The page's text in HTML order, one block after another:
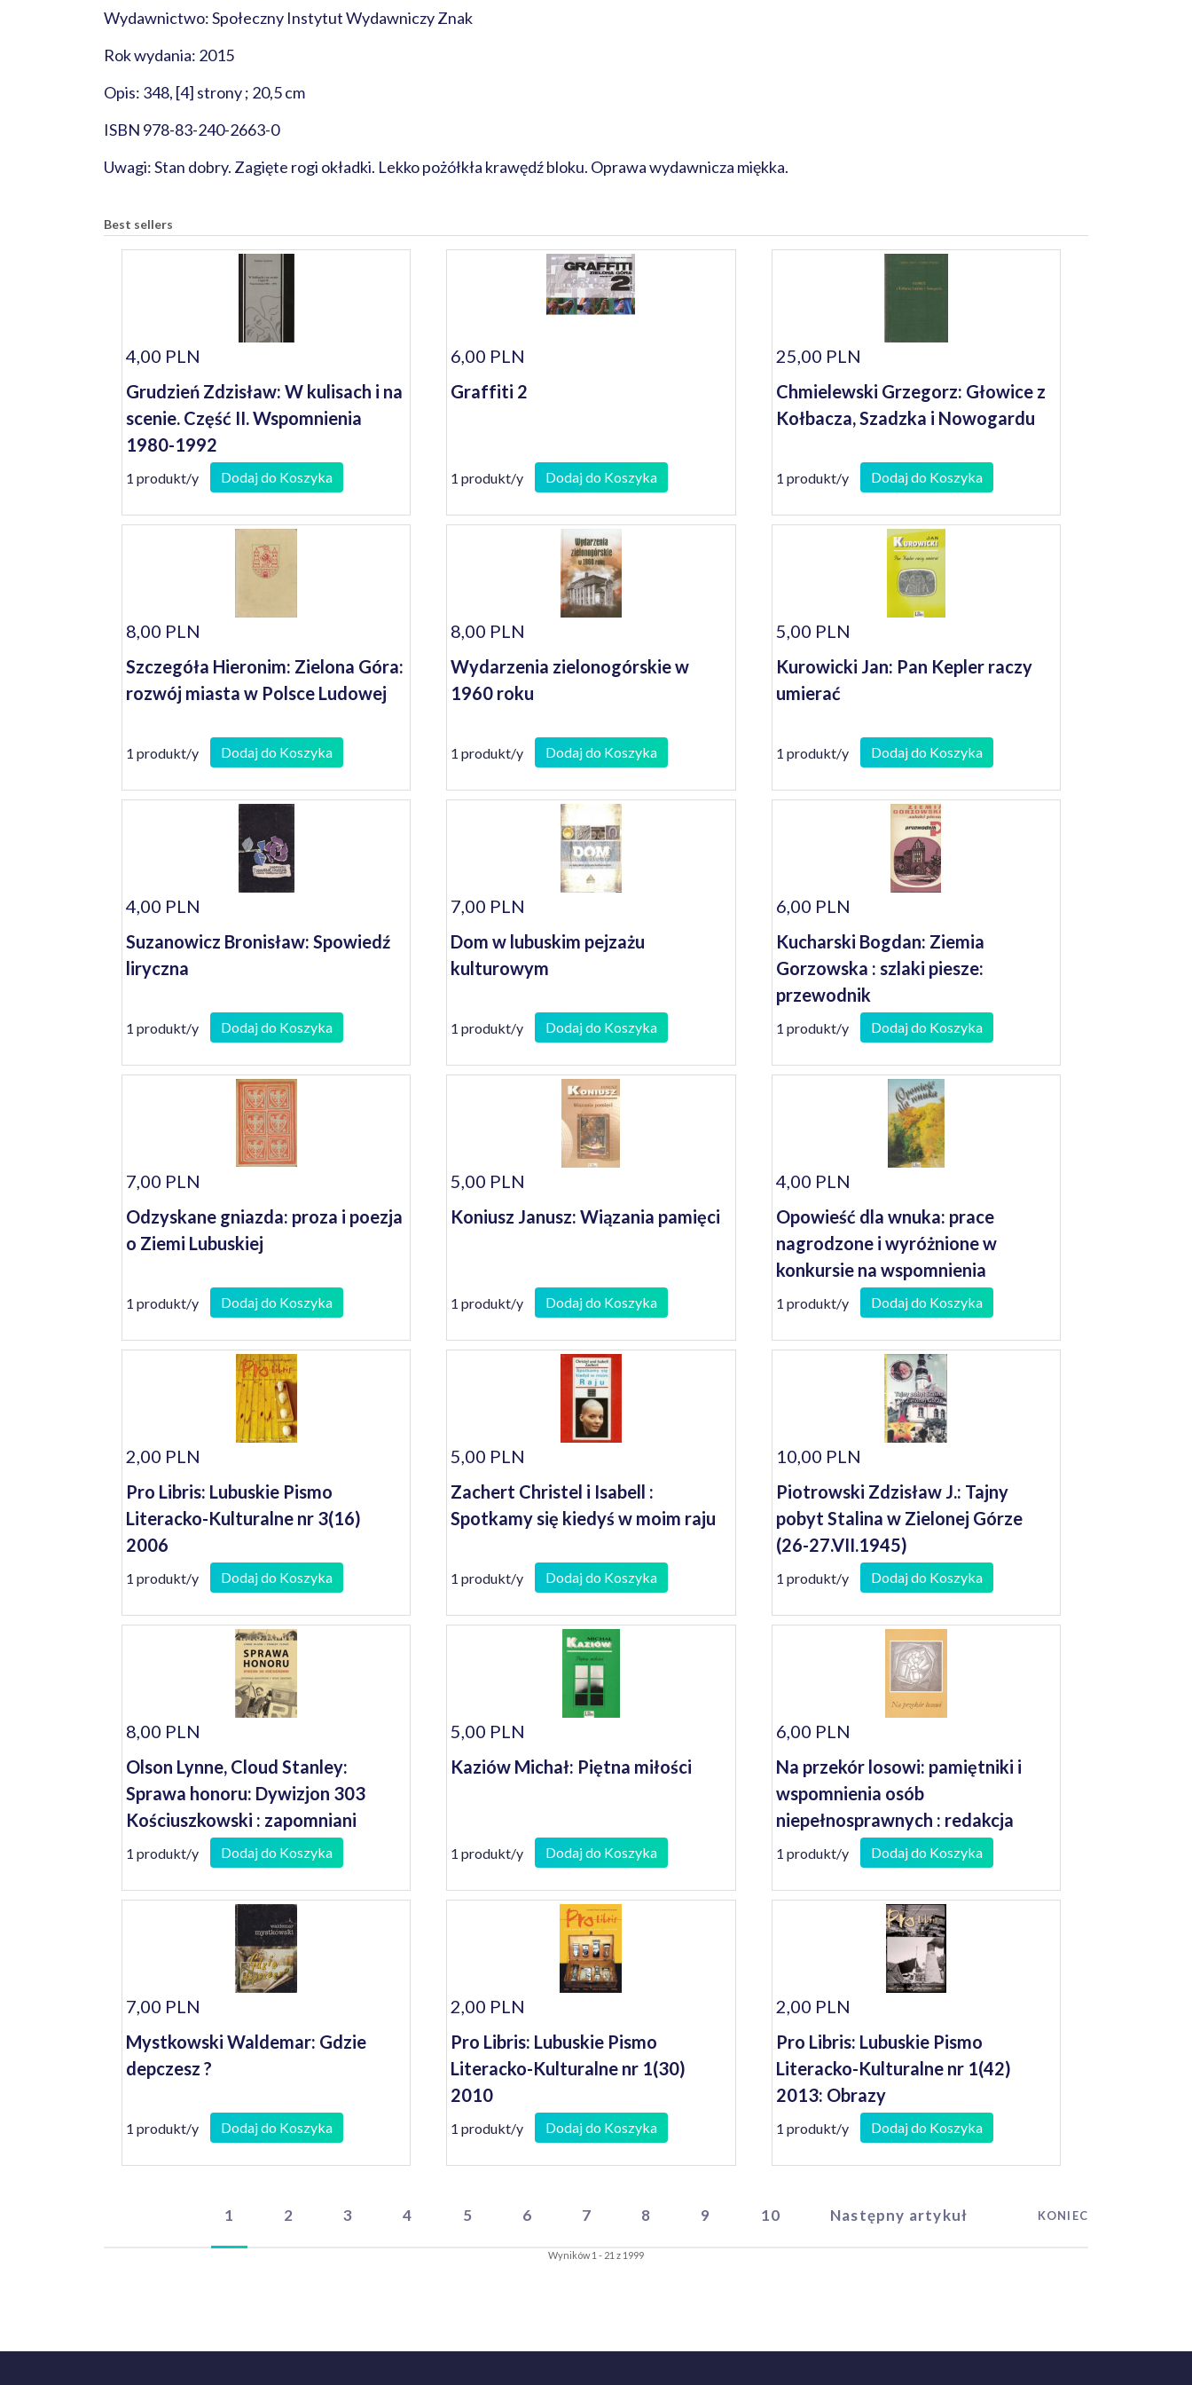
Wydawnictwo: Społeczny Instytut Wydawniczy Znak
Rok wydania: 2015
Opis: 348, [4] strony ; 20,5 cm
ISBN 978-83-240-2663-0
Uwagi: Stan dobry. Zagięte rogi okładki. Lekko pożółkła krawędź bloku. Oprawa wydawnicza miękka.
Best sellers
4,00 PLN
Grudzień Zdzisław: W kulisach i na
scenie. Część II. Wspomnienia
1980-1992
1 produkt/y Dodaj do Koszyka
6,00 PLN
Graffiti 2
1 produkt/y Dodaj do Koszyka
25,00 PLN
Chmielewski Grzegorz: Głowice z
Kołbacza, Szadzka i Nowogardu
1 produkt/y Dodaj do Koszyka
8,00 PLN
Szczegóła Hieronim: Zielona Góra:
rozwój miasta w Polsce Ludowej
1 produkt/y Dodaj do Koszyka
8,00 PLN
Wydarzenia zielonogórskie w
1960 roku
1 produkt/y Dodaj do Koszyka
5,00 PLN
Kurowicki Jan: Pan Kepler raczy
umierać
1 produkt/y Dodaj do Koszyka
4,00 PLN
Suzanowicz Bronisław: Spowiedź
liryczna
1 produkt/y Dodaj do Koszyka
7,00 PLN
Dom w lubuskim pejzażu
kulturowym
1 produkt/y Dodaj do Koszyka
6,00 PLN
Kucharski Bogdan: Ziemia
Gorzowska : szlaki piesze:
przewodnik
1 produkt/y Dodaj do Koszyka
7,00 PLN
Odzyskane gniazda: proza i poezja
o Ziemi Lubuskiej
1 produkt/y Dodaj do Koszyka
5,00 PLN
Koniusz Janusz: Wiązania pamięci
1 produkt/y Dodaj do Koszyka
4,00 PLN
Opowieść dla wnuka: prace
nagrodzone i wyróżnione w
konkursie na wspomnienia
seniorów
1 produkt/y Dodaj do Koszyka
2,00 PLN
Pro Libris: Lubuskie Pismo
Literacko-Kulturalne nr 3(16)
2006
1 produkt/y Dodaj do Koszyka
5,00 PLN
Zachert Christel i Isabell :
Spotkamy się kiedyś w moim raju
1 produkt/y Dodaj do Koszyka
10,00 PLN
Piotrowski Zdzisław J.: Tajny
pobyt Stalina w Zielonej Górze
(26-27.VII.1945)
1 produkt/y Dodaj do Koszyka
8,00 PLN
Olson Lynne, Cloud Stanley:
Sprawa honoru: Dywizjon 303
Kościuszkowski : zapomniani
bohaterowie II wojny światowej
1 produkt/y Dodaj do Koszyka
5,00 PLN
Kaziów Michał: Piętna miłości
1 produkt/y Dodaj do Koszyka
6,00 PLN
Na przekór losowi: pamiętniki i
wspomnienia osób
niepełnosprawnych : redakcja
Janusz Koniusz
1 produkt/y Dodaj do Koszyka
7,00 PLN
Mystkowski Waldemar: Gdzie
depczesz ?
1 produkt/y Dodaj do Koszyka
2,00 PLN
Pro Libris: Lubuskie Pismo
Literacko-Kulturalne nr 1(30)
2010
1 produkt/y Dodaj do Koszyka
2,00 PLN
Pro Libris: Lubuskie Pismo
Literacko-Kulturalne nr 1(42)
2013: Obrazy
1 produkt/y Dodaj do Koszyka
1 2 3 4 5 6 7 8 9 10 Następny artykuł KONIEC
Wyników 1 - 21 z 1999